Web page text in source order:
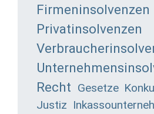
Firmeninsolvenzen
Privatinsolvenzen
Recht Gesetze
Justiz